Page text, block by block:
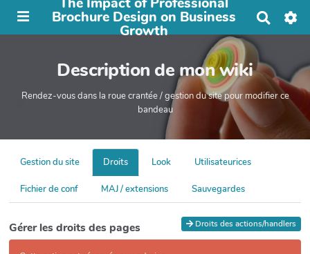
Brochure Design on Business
Growth
e
r
c
r
Description de mon wiki
Rendez-vous dans la roue crantée / gestion du site pour modifier ce
bandeau
Gestion du site Droits Look Utilisateurices
Fichier de conf MAJ / extensions Sauvegardes
Droits des actions/handlers
Gérer les droits des pages